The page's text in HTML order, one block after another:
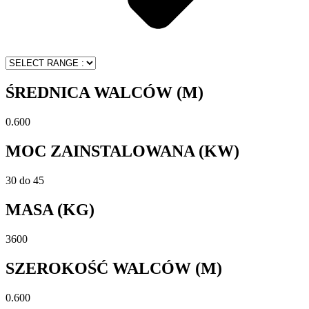
ŚREDNICA WALCÓW (M)
0.600
MOC ZAINSTALOWANA (KW)
30 do 45
MASA (KG)
3600
SZEROKOŚĆ WALCÓW (M)
0.600